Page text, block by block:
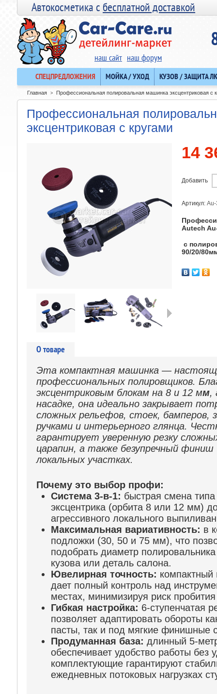
Автокосметика сбесплатной доставкой
наш сайт наш форум
СПЕЦПРЕДЛОЖЕНИЯ МОЙКА / УХОД КУЗОВ / ЗАЩИТА
Главная > Профессиональная полировальная машинка эксцентриковая с
Профессиональная
эксцентриковая с кругами
14
Добавить
Артикул:
Autech
с
90/20/
О товаре
Эта компактная машинка —
профессиональных полировщиков.
эксцентриковым блокам на 8 и 12 мм,
насадке, она идеально закрывает
сложных рельефов, стоек, бамперов,
ручками и интерьерного глянца.
гарантирует уверенную резку
царапин, а также безупречный финиш
локальных участках.
Почему это выбор профи:
Система 3-в-1: быстрая смена
эксцентрика (орбита 8 или 12 мм)
агрессивного локального
Максимальная вариативность: в
подложки (30, 50 и 75 мм), что
подобрать диаметр
кузова или деталь салона.
Ювелирная точность: компактный
дает полный контроль над
местах, минимизируя риск
Гибкая настройка: 6-ступенчатая
позволяет адаптировать обороты
пасты, так и под мягкие финишные
Продуманная база: длинный 5-
обеспечивает удобство работы без
комплектующие гарантируют
ежедневных потоковых нагрузках